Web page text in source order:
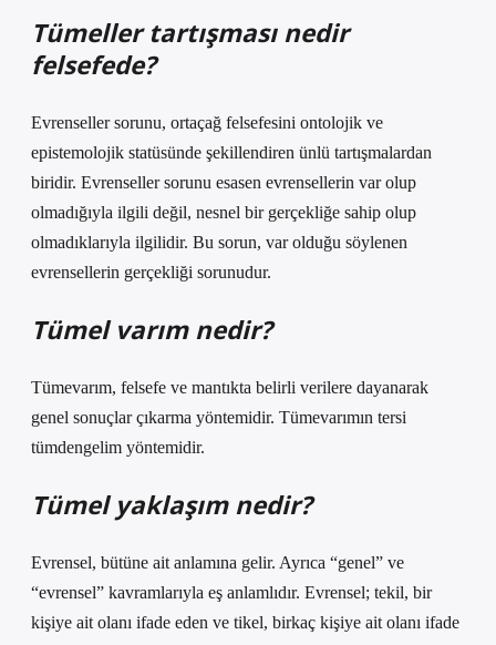
Tümeller tartışması nedir
felsefede?
Evrenseller sorunu, ortaçağ felsefesini ontolojik ve
epistemolojik statüsünde şekillendiren ünlü tartışmalardan
biridir. Evrenseller sorunu esasen evrensellerin var olup
olmadığıyla ilgili değil, nesnel bir gerçekliğe sahip olup
olmadıklarıyla ilgilidir. Bu sorun, var olduğu söylenen
evrensellerin gerçekliği sorunudur.
Tümel varım nedir?
Tümevarım, felsefe ve mantıkta belirli verilere dayanarak
genel sonuçlar çıkarma yöntemidir. Tümevarımın tersi
tümdengelim yöntemidir.
Tümel yaklaşım nedir?
Evrensel, bütüne ait anlamına gelir. Ayrıca “genel” ve
“evrensel” kavramlarıyla eş anlamlıdır. Evrensel; tekil, bir
kişiye ait olanı ifade eden ve tikel, birkaç kişiye ait olanı ifade